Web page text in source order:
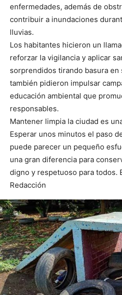
enfermedades, además de
contribuir a inundaciones
lluvias.
Los habitantes hicieron un
reforzar la vigilancia y aplicar
sorprendidos tirando basura
también pidieron impulsar
educación ambiental que
responsables.
Mantener limpia la ciudad es
Esperar unos minutos el paso
puede parecer un pequeño
una gran diferencia para
digno y respetuoso para todos.
Redacción